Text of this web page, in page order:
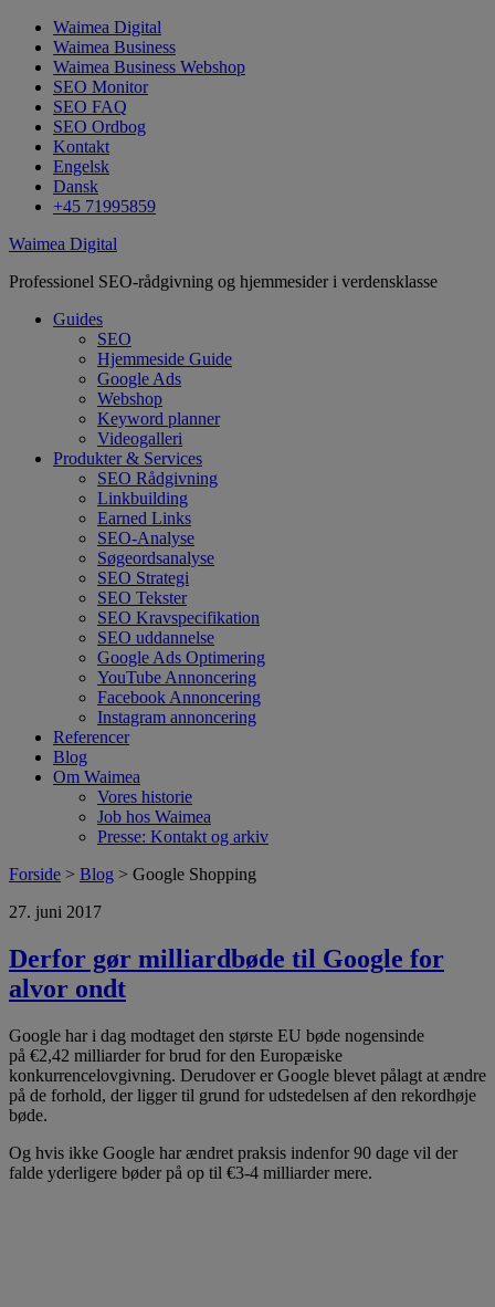
Waimea Digital
Waimea Business
Waimea Business Webshop
SEO Monitor
SEO FAQ
SEO Ordbog
Kontakt
Engelsk
Dansk
+45 71995859
Waimea Digital
Professionel SEO-rådgivning og hjemmesider i verdensklasse
Guides
SEO
Hjemmeside Guide
Google Ads
Webshop
Keyword planner
Videogalleri
Produkter & Services
SEO Rådgivning
Linkbuilding
Earned Links
SEO-Analyse
Søgeordsanalyse
SEO Strategi
SEO Tekster
SEO Kravspecifikation
SEO uddannelse
Google Ads Optimering
YouTube Annoncering
Facebook Annoncering
Instagram annoncering
Referencer
Blog
Om Waimea
Vores historie
Job hos Waimea
Presse: Kontakt og arkiv
Forside > Blog > Google Shopping
27. juni 2017
Derfor gør milliardbøde til Google for
alvor ondt
Google har i dag modtaget den største EU bøde nogensinde
på €2,42 milliarder for brud for den Europæiske
konkurrencelovgivning. Derudover er Google blevet pålagt at ændre
på de forhold, der ligger til grund for udstedelsen af den rekordhøje
bøde.
Og hvis ikke Google har ændret praksis indenfor 90 dage vil der
falde yderligere bøder på op til €3-4 milliarder mere.